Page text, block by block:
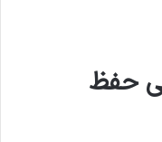
حفظ